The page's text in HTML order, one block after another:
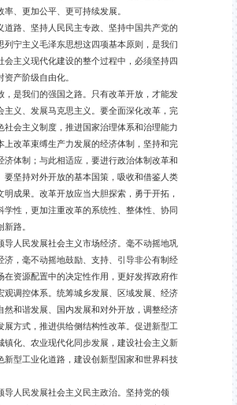
、更加公平、更可持续发展。
路、坚持人民民主专政、坚持中国共产党的
列宁主义毛泽东思想这四项基本原则，是我们
会主义现代化建设的整个过程中，必须坚持四
产阶级自由化。
是我们的强国之路。只有改革开放，才能发
主义、发展马克思主义。要全面深化改革，完
社会主义制度，推进国家治理体系和治理能力
上改革束缚生产力发展的经济体制，坚持和完
济体制；与此相适应，要进行政治体制改革和
要坚持对外开放的基本国策，吸收和借鉴人类
明成果。改革开放应当大胆探索，勇于开拓，
学性，更加注重改革的系统性、整体性、协同
路。
人民发展社会主义市场经济。毫不动摇地巩
济，毫不动摇地鼓励、支持、引导非公有制经
在资源配置中的决定性作用，更好发挥政府作
观调控体系。统筹城乡发展、区域发展、经济
然和谐发展、国内发展和对外开放，调整经济
展方式，推进供给侧结构性改革。促进新型工
镇化、农业现代化同步发展，建设社会主义新
新型工业化道路，建设创新型国家和世界科技
人民发展社会主义民主政治。坚持党的领